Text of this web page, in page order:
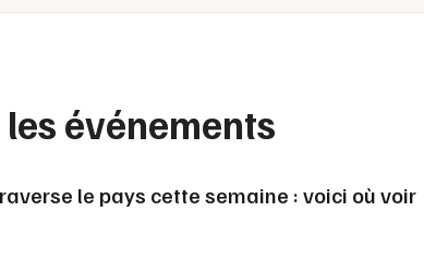
Sports
Sorties famille
Mulhouse
Nice
Paris
événements
le pays cette semaine : voici où voir